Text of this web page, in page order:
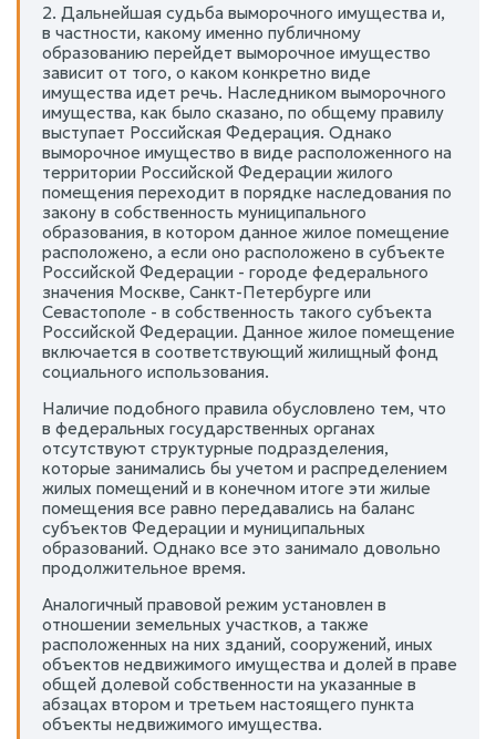
2. Дальнейшая судьба выморочного имущества и,
в частности, какому именно публичному
образованию перейдет выморочное имущество
зависит от того, о каком конкретно виде
имущества идет речь. Наследником выморочного
имущества, как было сказано, по общему правилу
выступает Российская Федерация. Однако
выморочное имущество в виде расположенного на
территории Российской Федерации жилого
помещения переходит в порядке наследования по
закону в собственность муниципального
образования, в котором данное жилое помещение
расположено, а если оно расположено в субъекте
Российской Федерации - городе федерального
значения Москве, Санкт-Петербурге или
Севастополе - в собственность такого субъекта
Российской Федерации. Данное жилое помещение
включается в соответствующий жилищный фонд
социального использования.
Наличие подобного правила обусловлено тем, что
в федеральных государственных органах
отсутствуют структурные подразделения,
которые занимались бы учетом и распределением
жилых помещений и в конечном итоге эти жилые
помещения все равно передавались на баланс
субъектов Федерации и муниципальных
образований. Однако все это занимало довольно
продолжительное время.
Аналогичный правовой режим установлен в
отношении земельных участков, а также
расположенных на них зданий, сооружений, иных
объектов недвижимого имущества и долей в праве
общей долевой собственности на указанные в
абзацах втором и третьем настоящего пункта
объекты недвижимого имущества.